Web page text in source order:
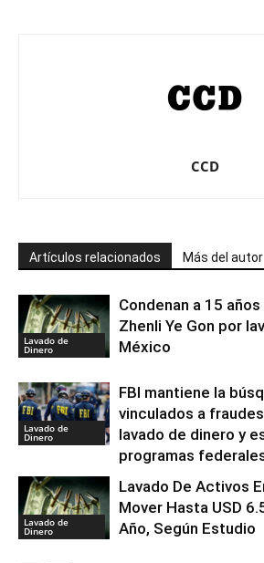
CCD
Artículos relacionados Más del autor
Lavado de
Dinero
Condenan a 15
Zhenli Ye Gon por
México
Lavado de
Dinero
FBI mantiene la
vinculados a
lavado de dinero y
programas
Lavado de
Dinero
Lavado De Activos
Mover Hasta USD
Año, Según Estudio